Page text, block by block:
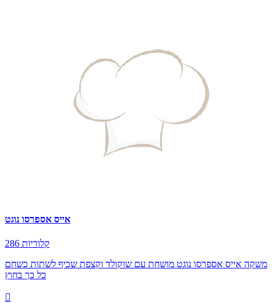
אייס אספרסו נוגט
286 קלוריות
משקה אייס אספרסו נוגט מושחת עם שוקולד וקצפת שכיף לשתות כשחם
כל כך בחוץ
